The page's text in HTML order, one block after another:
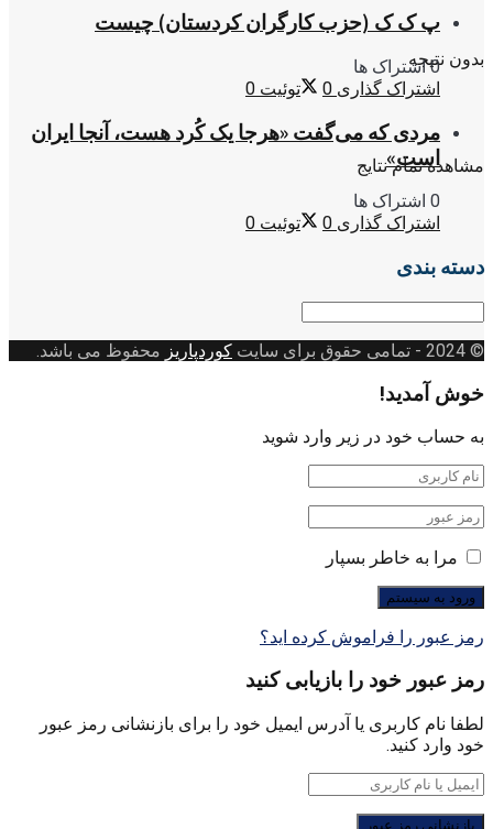
بدون نتیجه
مشاهده تمام نتایج
پ ک ک (حزب کارگران کردستان) چیست
0 اشتراک ها
اشتراک گذاری 0 توئیت 0
مردی که می‌گفت «هرجا یک کُرد هست، آنجا ایران
است»
0 اشتراک ها
اشتراک گذاری 0 توئیت 0
دسته بندی
دسته
© 2024
- تمامی حقوق برای سایت کوردپاریز محفوظ می باشد.
خوش آمدید!
به حساب خود در زیر وارد شوید
مرا به خاطر بسپار
رمز عبور را فراموش کرده اید؟
رمز عبور خود را بازیابی کنید
لطفا نام کاربری یا آدرس ایمیل خود را برای بازنشانی رمز عبور
خود وارد کنید.